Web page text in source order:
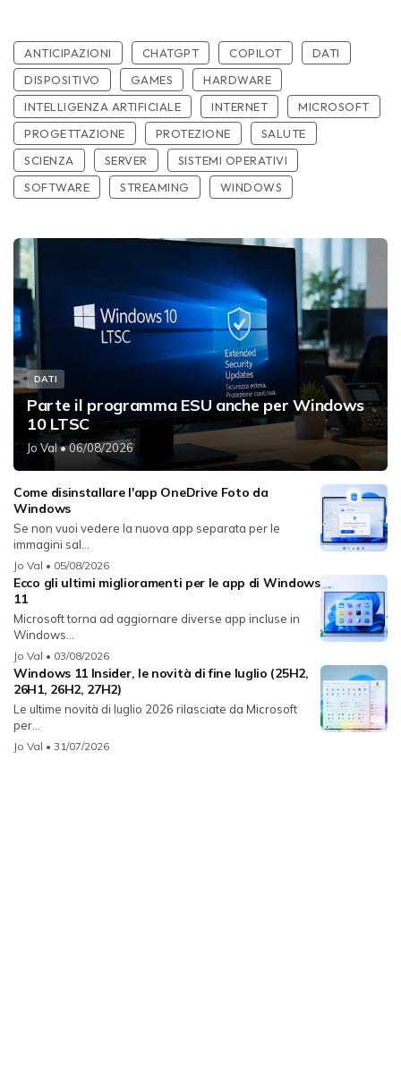
ANTICIPAZIONI CHATGPT COPILOT
DATI
DISPOSITIVO
GAMES
HARDWARE
INTELLIGENZA ARTIFICIALE
INTERNET
MICROSOFT
PROGETTAZIONE
PROTEZIONE
SALUTE
SCIENZA
SERVER
SISTEMI OPERATIVI
SOFTWARE
STREAMING WINDOWS
DATI
Parte il programma ESU anche per Windows
10 LTSC
Jo Val• 06/08/2026
Come disinstallare l'app OneDrive Foto da
Windows
Se non vuoi vedere la nuova app separata per le
immagini sal...
Jo Val • 05/08/2026
Ecco gli ultimi miglioramenti per le app di Windows
11
Microsoft torna ad aggiornare diverse app incluse in
Windows...
Jo Val • 03/08/2026
Windows 11 Insider, le novità di fine luglio (25H2,
26H1, 26H2, 27H2)
Le ultime novità di luglio 2026 rilasciate da Microsoft
per...
Jo Val • 31/07/2026